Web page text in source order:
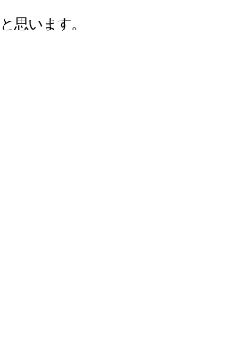
思います。